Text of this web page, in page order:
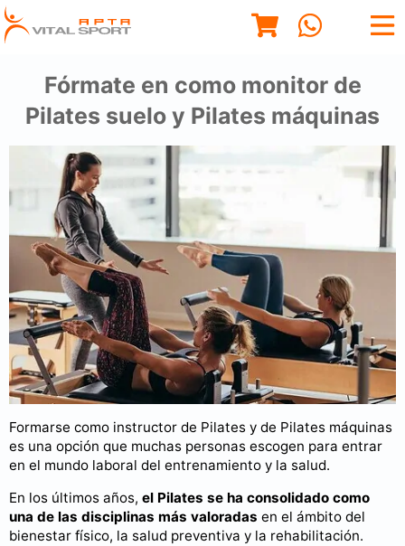
Fórmate en como monitor de
Pilates suelo y Pilates máquinas
Formarse como instructor de Pilates y de Pilates máquinas
es una opción que muchas personas escogen para entrar
en el mundo laboral del entrenamiento y la salud.
En los últimos años, el Pilates se ha consolidado como
una de las disciplinas más valoradas en el ámbito del
bienestar físico, la salud preventiva y la rehabilitación.